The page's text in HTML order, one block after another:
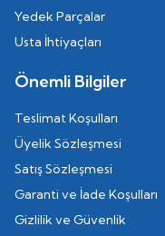
Yedek Parçalar
Usta İhtiyaçları
Önemli Bilgiler
Teslimat Koşulları
Üyelik Sözleşmesi
Satış Sözleşmesi
Garanti ve İade Koşulları
Gizlilik ve Güvenlik